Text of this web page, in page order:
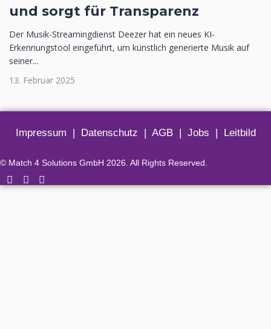
und sorgt für Transparenz
Der Musik-Streamingdienst Deezer hat ein neues KI-
Erkennungstool eingeführt, um künstlich generierte Musik auf
seiner...
13. Februar 2025
Impressum | Datenschutz | AGB| Jobs | Leitbild
© Match 4 Solutions GmbH 2026. All Rights Reserved.